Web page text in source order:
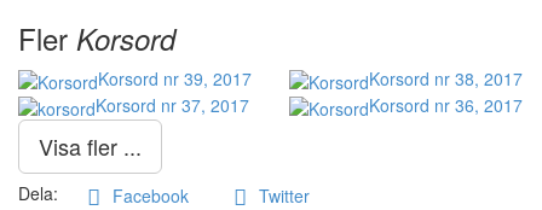
Fler Korsord
Korsord nr 39, 2017
Korsord nr 38, 2017
Korsord nr 37, 2017
Korsord nr 36, 2017
Visa fler ...
Dela: Facebook
Twitter